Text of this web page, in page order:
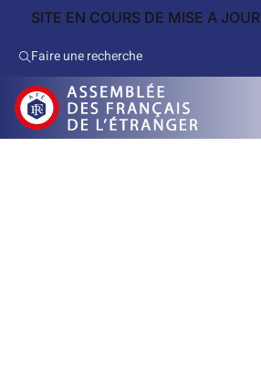
SITE EN COURS DE MISE A JOUR
Faire une recherche